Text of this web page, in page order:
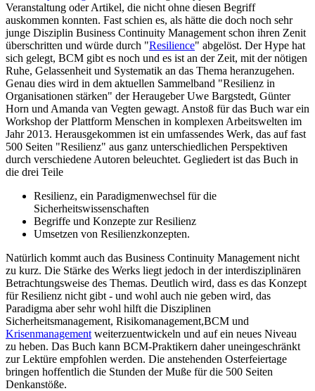
Veranstaltung oder Artikel, die nicht ohne diesen Begriff
auskommen konnten. Fast schien es, als hätte die doch noch sehr
junge Disziplin Business Continuity Management schon ihren Zenit
überschritten und würde durch "Resilience" abgelöst. Der Hype hat
sich gelegt, BCM gibt es noch und es ist an der Zeit, mit der nötigen
Ruhe, Gelassenheit und Systematik an das Thema heranzugehen.
Genau dies wird in dem aktuellen Sammelband "Resilienz in
Organisationen stärken" der Heraugeber Uwe Bargstedt, Günter
Horn und Amanda van Vegten gewagt. Anstoß für das Buch war ein
Workshop der Plattform Menschen in komplexen Arbeitswelten im
Jahr 2013. Herausgekommen ist ein umfassendes Werk, das auf fast
500 Seiten "Resilienz" aus ganz unterschiedlichen Perspektiven
durch verschiedene Autoren beleuchtet. Gegliedert ist das Buch in
die drei Teile
Resilienz, ein Paradigmenwechsel für die
Sicherheitswissenschaften
Begriffe und Konzepte zur Resilienz
Umsetzen von Resilienzkonzepten.
Natürlich kommt auch das Business Continuity Management nicht
zu kurz. Die Stärke des Werks liegt jedoch in der interdisziplinären
Betrachtungsweise des Themas. Deutlich wird, dass es das Konzept
für Resilienz nicht gibt - und wohl auch nie geben wird, das
Paradigma aber sehr wohl hilft die Disziplinen
Sicherheitsmanagement, Risikomanagement,BCM und
Krisenmanagement weiterzuentwickeln und auf ein neues Niveau
zu heben. Das Buch kann BCM-Praktikern daher uneingeschränkt
zur Lektüre empfohlen werden. Die anstehenden Osterfeiertage
bringen hoffentlich die Stunden der Muße für die 500 Seiten
Denkanstöße.